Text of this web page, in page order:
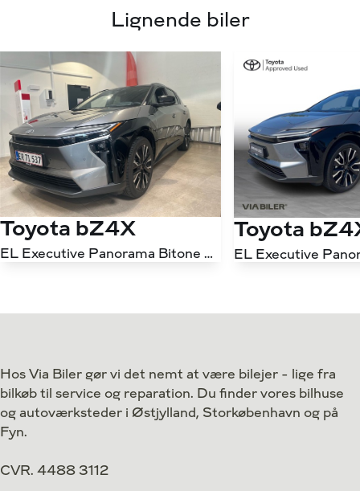
Lignende biler
Toyota bZ4X
EL Executive Panorama Bitone AWD 343HK 5d Aut.
Kontant
369.800
Toyota
Kontant
Finansiering
Hos Via Biler gør vi det nemt at være bilejer - lige fra
bilkøb til service og reparation. Du finder vores bilhuse
og autoværksteder i Østjylland, Storkøbenhavn og på
Fyn.
CVR. 4488 3112